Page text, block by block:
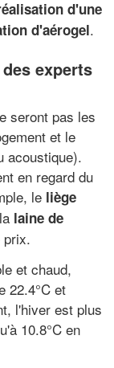
d'une
d'aérogel.
experts
seront pas les
et le
acoustique).
en regard du
le liège
laine de
prix.
et chaud,
22.4°C et
l'hiver est plus
10.8°C en